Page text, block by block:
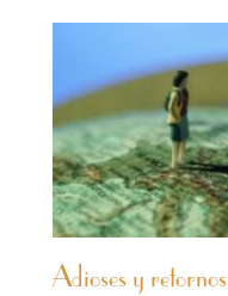
Adioses y retornos